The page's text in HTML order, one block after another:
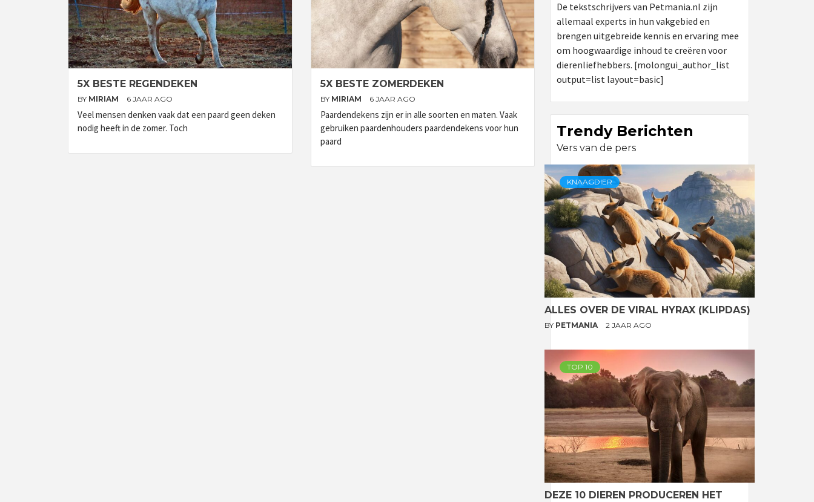
5X BESTE REGENDEKEN
BY MIRIAM 6 JAAR AGO
Veel mensen denken vaak dat een paard geen deken
nodig heeft in de zomer. Toch
5X BESTE ZOMERDEKEN
BY MIRIAM 6 JAAR AGO
Paardendekens zijn er in alle soorten en maten. Vaak
gebruiken paardenhouders paardendekens voor hun
paard
De tekstschrijvers van Petmania.nl zijn
allemaal experts in hun vakgebied en
brengen uitgebreide kennis en ervaring mee
om hoogwaardige inhoud te creëren voor
dierenliefhebbers. [molongui_author_list
output=list layout=basic]
Trendy Berichten
Vers van de pers
KNAAGDIER
ALLES OVER DE VIRAL HYRAX (KLIPDAS)
BY PETMANIA 2 JAAR AGO
TOP 10
DEZE 10 DIEREN PRODUCEREN HET